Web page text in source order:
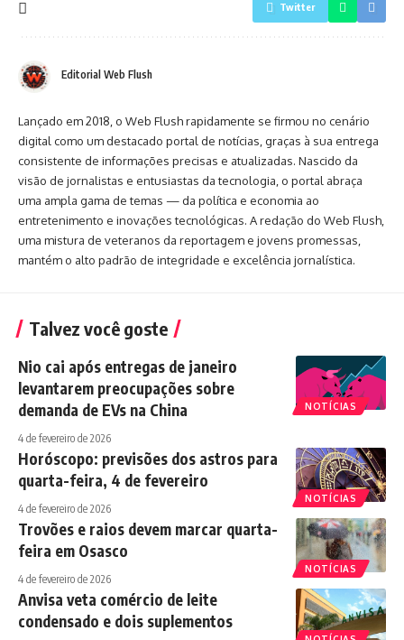
Twitter
Editorial Web Flush
Lançado em 2018, o Web Flush rapidamente se firmou no cenário
digital como um destacado portal de notícias, graças à sua entrega
consistente de informações precisas e atualizadas. Nascido da
visão de jornalistas e entusiastas da tecnologia, o portal abraça
uma ampla gama de temas — da política e economia ao
entretenimento e inovações tecnológicas. A redação do Web Flush,
uma mistura de veteranos da reportagem e jovens promessas,
mantém o alto padrão de integridade e excelência jornalística.
Talvez você goste
NOTÍCIAS
Nio cai após entregas de janeiro
levantarem preocupações sobre
demanda de EVs na China
4 de fevereiro de 2026
NOTÍCIAS
Horóscopo: previsões dos astros para
quarta-feira, 4 de fevereiro
4 de fevereiro de 2026
NOTÍCIAS
Trovões e raios devem marcar quarta-
feira em Osasco
4 de fevereiro de 2026
Anvisa veta comércio de leite
condensado e dois suplementos